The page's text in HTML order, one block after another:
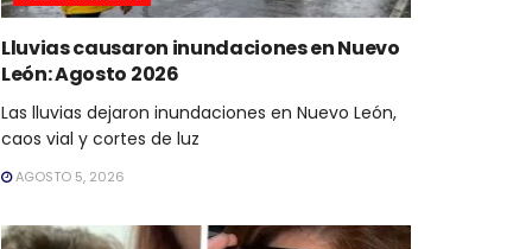
Lluvias causaron inundaciones en Nuevo
León: Agosto 2026
Las lluvias dejaron inundaciones en Nuevo León,
caos vial y cortes de luz
AGOSTO 5, 2026